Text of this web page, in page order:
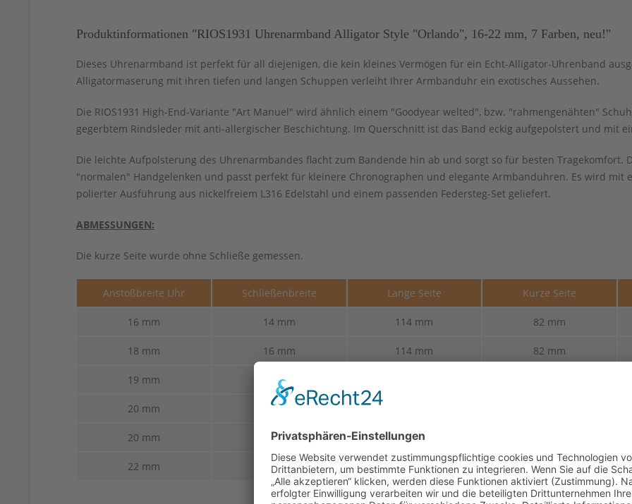
Produktinformationen "RIOS1931 Uhrenarmband Alligator Style "Orlando", 16-22 mm, 7 Farben, neu!"
Dieses Uhrenarmband ist perfekt für all diejenigen, die kein kleines Vermögen für ein Echt-Alligator-Uhrenband
Alligatormaserung mit ihren tiefen und langen Schuppen verleiht Ihrer Armbanduhr ein exotisches Aussehen.
Die RIOS1931 High-End-Variante "Art Manuel" wird ähnlich einem "Goodyear welted", bzw. "rahmengenähten"
gegerbtem Rindsleder mit anti-allergischer Beschichtung. Im Querschnitt ist das Band eckig aufgepolstert und mit
Die leichte Aufpolsterung des Uhrenarmbandes flacht zum Bandende hin ab und sorgt so für besten Tragekomfort.
"normalen" Handgelenken und passt perfekt für kleinere Chronographen und elegante Armbanduhren. Es wird mit
polierter Ausführung aus nickelfreiem L316 Edelstahl und einem passenden Federsteg-Set geliefert.
ABMESSUNGEN:
Die kurze Seite wurde ohne Schließe gemessen.
Anstoßbreite Uhr Schließenbreite Lange Seite Kurze Seite
16 mm 14 mm 114 mm 82 mm
18 mm 16 mm 114 mm 82 mm
19 mm 16 mm
20 mm 16 mm
20 mm 18 mm 114 mm
22 mm 18 mm 114 mm 82 mm